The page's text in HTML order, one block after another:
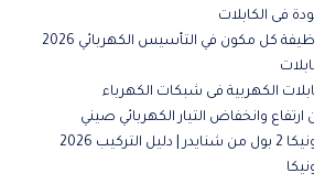
فى الكابلات
كل مكون في التأسيس الكهربائي 2026
الكهربية فى شبكات الكهرباء
وانخفاض التيار الكهربائي صيني
2026